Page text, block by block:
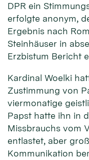
DPR ein
erfolgte anonym,
Ergebnis nach
Steinhäuser in
Erzbistum Bericht
Kardinal Woelki
Zustimmung von
viermonatige
Papst hatte ihn in
Missbrauchs vom
entlastet, aber
Kommunikation